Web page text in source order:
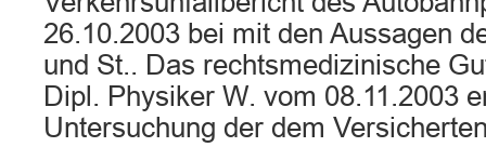
26.10.2003 bei mit den Aussagen
und St.. Das rechtsmedizinische
Dipl. Physiker W. vom 08.11.2003
Untersuchung der dem